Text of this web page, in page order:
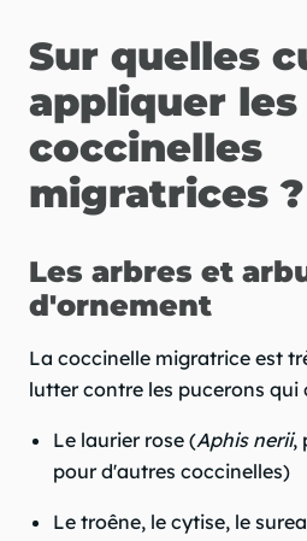
Sur quelles
appliquer les
coccinelles
migratrices ?
Les arbres et
d'ornement
La coccinelle migratrice est
lutter contre les pucerons qui
Le laurier rose (Aphis nerii,
pour d'autres coccinelles)
Le troêne, le cytise, le